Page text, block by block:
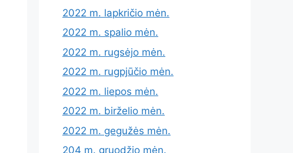
2022 m. lapkričio mėn.
2022 m. spalio mėn.
2022 m. rugsėjo mėn.
2022 m. rugpjūčio mėn.
2022 m. liepos mėn.
2022 m. birželio mėn.
2022 m. gegužės mėn.
204 m. gruodžio mėn.